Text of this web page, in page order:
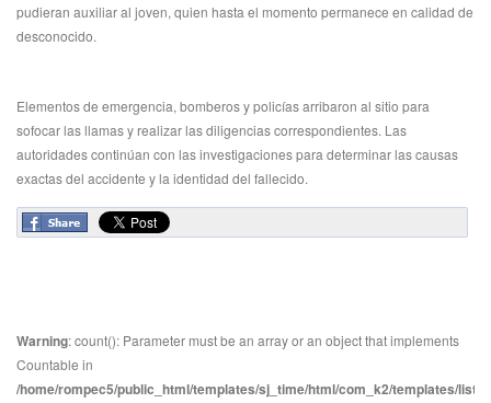
pudieran auxiliar al joven, quien hasta el momento permanece en calidad de
desconocido.
Elementos de emergencia, bomberos y policías arribaron al sitio para
sofocar las llamas y realizar las diligencias correspondientes. Las
autoridades continúan con las investigaciones para determinar las causas
exactas del accidente y la identidad del fallecido.
Warning: count(): Parameter must be an array or an object that implements
Countable in
/home/rompec5/public_html/templates/sj_time/html/com_k2/templates/